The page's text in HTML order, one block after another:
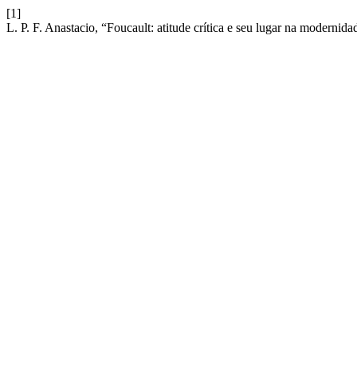
[1]
L. P. F. Anastacio, “Foucault: atitude crítica e seu lugar na